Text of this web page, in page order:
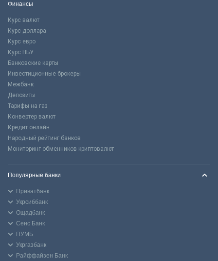
Финансы
Курс валют
Курс доллара
Курс евро
Курс НБУ
Банковские карты
Инвестиционные брокеры
Межбанк
Депозиты
Тарифы на газ
Конвертер валют
Кредит онлайн
Народный рейтинг банков
Мониторинг обменников криптовалют
Популярные банки
Приватбанк
Укрсиббанк
Ощадбанк
Сенс Банк
ПУМБ
Укргазбанк
Райффайзен Банк